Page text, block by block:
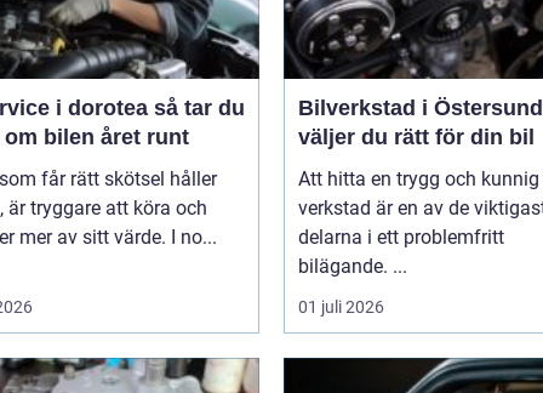
i dorotea så tar du
om bilen året runt
får rätt skötsel håller
är tryggare att köra och
mer av sitt värde. I no...
Bilverkstad i Östersund
väljer du rätt för din bil
Att hitta en trygg och kunnig
verkstad är en av de
delarna i ett problemfritt
bilägande. ...
01 juli 2026